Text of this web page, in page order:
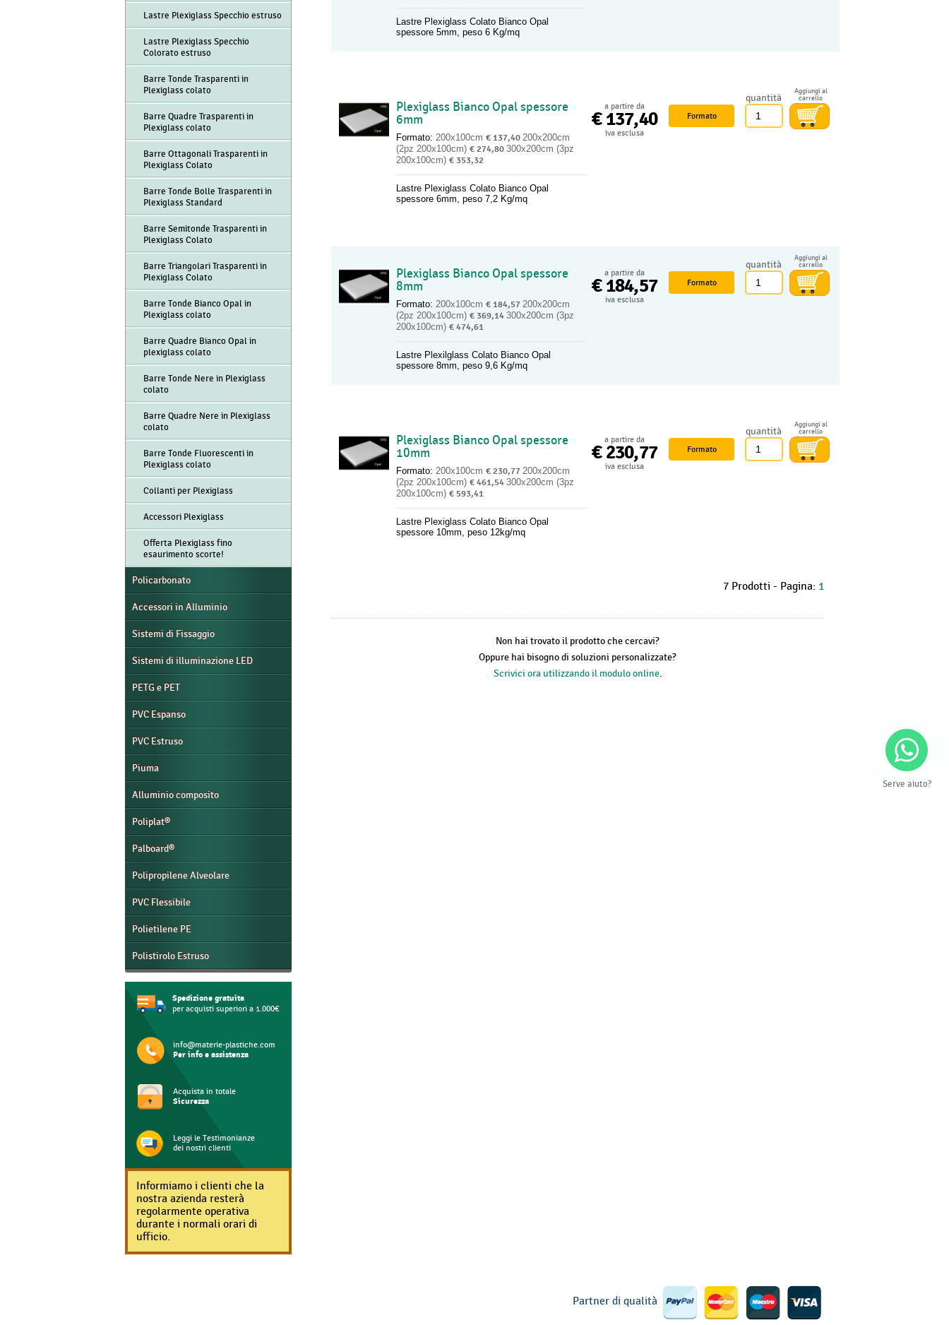
Lastre Plexiglass Specchio estruso
Lastre Plexiglass Specchio
Colorato estruso
Barre Tonde Trasparenti in
Plexiglass colato
Barre Quadre Trasparenti in
Plexiglass colato
Barre Ottagonali Trasparenti in
Plexiglass Colato
Barre Tonde Bolle Trasparenti in
Plexiglass Standard
Barre Semitonde Trasparenti in
Plexiglass Colato
Barre Triangolari Trasparenti in
Plexiglass Colato
Barre Tonde Bianco Opal in
Plexiglass colato
Barre Quadre Bianco Opal in
plexiglass colato
Barre Tonde Nere in Plexiglass
colato
Barre Quadre Nere in Plexiglass
colato
Barre Tonde Fluorescenti in
Plexiglass colato
Collanti per Plexiglass
Accessori Plexiglass
Offerta Plexiglass fino
esaurimento scorte!
Policarbonato
Accessori in Alluminio
Sistemi di Fissaggio
Sistemi di illuminazione LED
PETG e PET
PVC Espanso
PVC Estruso
Piuma
Alluminio composito
Poliplat®
Palboard®
Polipropilene Alveolare
PVC Flessibile
Polietilene PE
Polistirolo Estruso
Spedizione gratuita
per acquisti superiori a 1.000€
info@materie-plastiche.com
Per info e assistenza
Acquista in totale
Sicurezza
Leggi le Testimonianze
dei nostri clienti
Informiamo i clienti che la
nostra azienda resterà
regolarmente operativa
durante i normali orari di
ufficio.
Lastre Plexiglass Colato Bianco Opal
spessore 5mm, peso 6 Kg/mq
Plexiglass Bianco Opal spessore
6mm
Formato: 200x100cm € 137,40 200x200cm
(2pz 200x100cm) € 274,80 300x200cm (3pz
200x100cm) € 353,32
Lastre Plexiglass Colato Bianco Opal
spessore 6mm, peso 7,2 Kg/mq
a partire da
€ 137,40
iva esclusa
Formato
quantità
Aggiungi al
carrello
Plexiglass Bianco Opal spessore
8mm
Formato: 200x100cm € 184,57 200x200cm
(2pz 200x100cm) € 369,14 300x200cm (3pz
200x100cm) € 474,61
Lastre Plexilglass Colato Bianco Opal
spessore 8mm, peso 9,6 Kg/mq
a partire da
€ 184,57
iva esclusa
Formato
quantità
Aggiungi al
carrello
Plexiglass Bianco Opal spessore
10mm
Formato: 200x100cm € 230,77 200x200cm
(2pz 200x100cm) € 461,54 300x200cm (3pz
200x100cm) € 593,41
Lastre Plexiglass Colato Bianco Opal
spessore 10mm, peso 12kg/mq
a partire da
€ 230,77
iva esclusa
Formato
quantità
Aggiungi al
carrello
7 Prodotti - Pagina: 1
Non hai trovato il prodotto che cercavi?
Oppure hai bisogno di soluzioni personalizzate?
Scrivici ora utilizzando il modulo online.
Partner di qualità
Serve aiuto?